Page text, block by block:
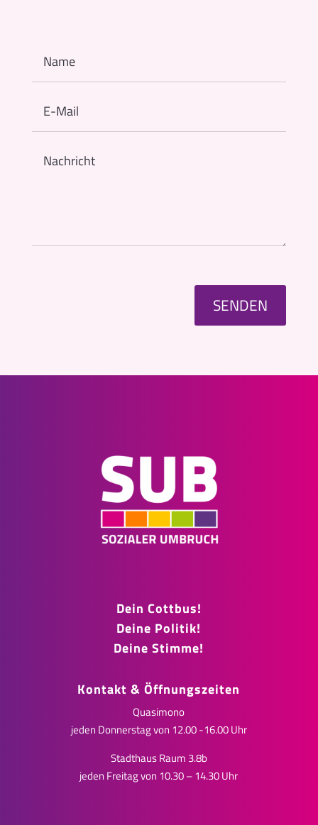
SENDEN
Dein Cottbus!
Deine Politik!
Deine Stimme!
Kontakt & Öffnungszeiten
Quasimono
jeden Donnerstag von 12.00 -16.00 Uhr
Stadthaus Raum 3.8b
jeden Freitag von 10.30 – 14.30 Uhr